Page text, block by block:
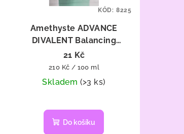
Amethyste ADVANCE
DIVALENT Balancing
Soothing Shampoo - na
mastné kořínky VZOREK 10
21 Kč
Měrná
cena:
210 Kč / 100 ml
Skladem (>3 ks)
Do košíku
KÓD: 8225